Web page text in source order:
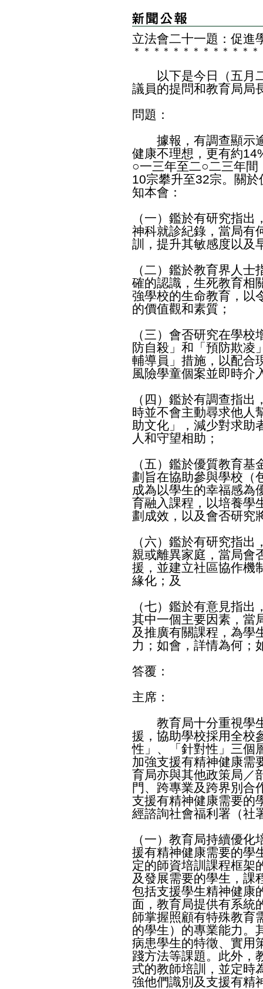
立法會二十一題：促進
＊ ＊ ＊ ＊ ＊ ＊ ＊ ＊ ＊ ＊ ＊ ＊ ＊
以下是今日（五月二
議員的提問和教育局局
問題：
據報，有調查顯示逾
健康不理想，更有約
○一三年至二○二三年間
10宗攀升至32宗。關
知本會：
（一）鑑於有研究指
神科就診紀錄，當局有
訓，提升其敏感度以及
（二）鑑於教育界人
確的認識，生死教育相
強學校的生命教育，以
的價值觀和素質；
（三）會否研究在學
防自殺」和「預防欺凌
輔導員」措施，以配合
風險學童個案並即時介
（四）鑑於有調查指
時並不會主動尋求他人
助文化」，減少對求助
人和守望相助；
（五）鑑於優質教育
劃旨在協助參與學校（
成為以學生的幸福感為
育融入課程，以培養學
劃成效，以及會否研究
（六）鑑於有研究指
親或離異家庭，當局會
援，並建立社區協作機
緣化；及
（七）鑑於有意見指
其中一個主要因素，當
及推廣有關課程，為學
力；如會，詳情為何；
答覆：
主席：
教育局十分重視學生
援，協助學校採用全校
性」、「針對性」三個
加強支援有精神健康需
育局亦與其他政策局／
門、跨專業及跨界別合
支援有精神健康需要的
經諮詢社會福利署（社
（一）教育局持續優
援有精神健康需要的學
定的師資培訓課程框架
及發展需要的學生，課
包括支援學生精神健康
面，教育局提供有系統
師掌握照顧有特殊教育
的學生）的專業能力。
病患學生的特徵、實用
踐方法等課題。此外，
式的教師培訓，並定時
強他們識別及支援有精